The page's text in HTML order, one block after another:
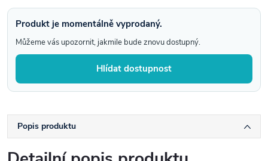
Produkt je momentálně vyprodaný.
Můžeme vás upozornit, jakmile bude znovu dostupný.
Hlídat dostupnost
Popis produktu